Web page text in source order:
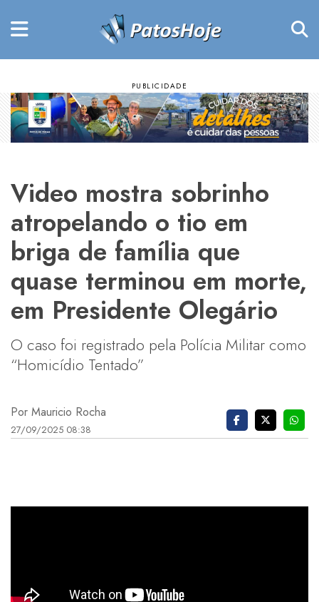
Video mostra sobrinho
atropelando o tio em
briga de família que
quase terminou em morte,
em Presidente Olegário
O caso foi registrado pela Polícia Militar como
“Homicídio Tentado”
Por Mauricio Rocha
27/09/2025 08:38